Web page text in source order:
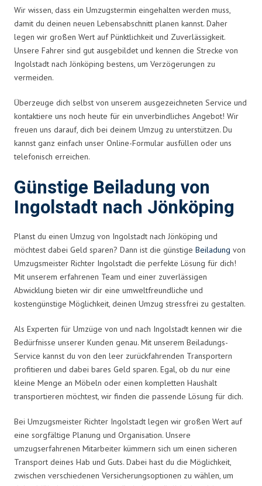
Wir wissen, dass ein Umzugstermin eingehalten werden muss,
damit du deinen neuen Lebensabschnitt planen kannst. Daher
legen wir großen Wert auf Pünktlichkeit und Zuverlässigkeit.
Unsere Fahrer sind gut ausgebildet und kennen die Strecke von
Ingolstadt nach Jönköping bestens, um Verzögerungen zu
vermeiden.
Überzeuge dich selbst von unserem ausgezeichneten Service und
kontaktiere uns noch heute für ein unverbindliches Angebot! Wir
freuen uns darauf, dich bei deinem Umzug zu unterstützen. Du
kannst ganz einfach unser Online-Formular ausfüllen oder uns
telefonisch erreichen.
Günstige Beiladung von
Ingolstadt nach Jönköping
Planst du einen Umzug von Ingolstadt nach Jönköping und
möchtest dabei Geld sparen? Dann ist die günstige Beiladung von
Umzugsmeister Richter Ingolstadt die perfekte Lösung für dich!
Mit unserem erfahrenen Team und einer zuverlässigen
Abwicklung bieten wir dir eine umweltfreundliche und
kostengünstige Möglichkeit, deinen Umzug stressfrei zu gestalten.
Als Experten für Umzüge von und nach Ingolstadt kennen wir die
Bedürfnisse unserer Kunden genau. Mit unserem Beiladungs-
Service kannst du von den leer zurückfahrenden Transportern
profitieren und dabei bares Geld sparen. Egal, ob du nur eine
kleine Menge an Möbeln oder einen kompletten Haushalt
transportieren möchtest, wir finden die passende Lösung für dich.
Bei Umzugsmeister Richter Ingolstadt legen wir großen Wert auf
eine sorgfältige Planung und Organisation. Unsere
umzugserfahrenen Mitarbeiter kümmern sich um einen sicheren
Transport deines Hab und Guts. Dabei hast du die Möglichkeit,
zwischen verschiedenen Versicherungsoptionen zu wählen, um